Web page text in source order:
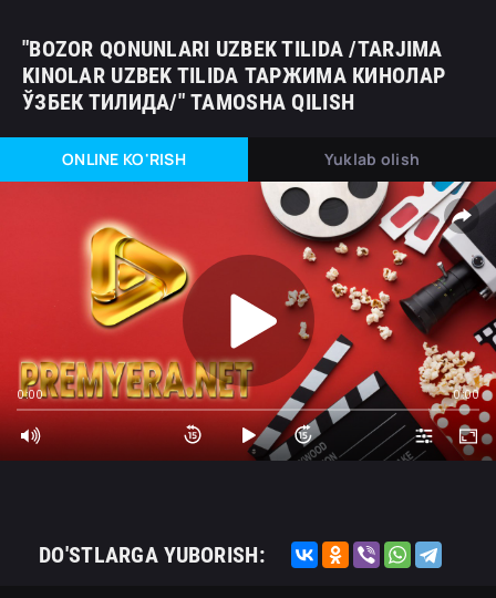
"BOZOR QONUNLARI UZBEK TILIDA /TARJIMA
KINOLAR UZBEK TILIDA ТАРЖИМА КИНОЛАР
ЎЗБЕК ТИЛИДА/" TAMOSHA QILISH
ONLINE KO'RISH Yuklab olish
0:00 0:00
DO'STLARGA YUBORISH: